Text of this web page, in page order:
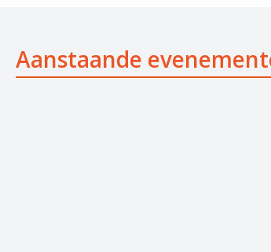
Aanstaande